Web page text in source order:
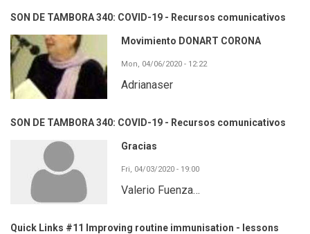
SON DE TAMBORA 340: COVID-19 - Recursos comunicativos
Movimiento DONART CORONA
Mon, 04/06/2020 - 12:22
Adrianaser
SON DE TAMBORA 340: COVID-19 - Recursos comunicativos
Gracias
Fri, 04/03/2020 - 19:00
Valerio Fuenza…
Quick Links #11 Improving routine immunisation - lessons